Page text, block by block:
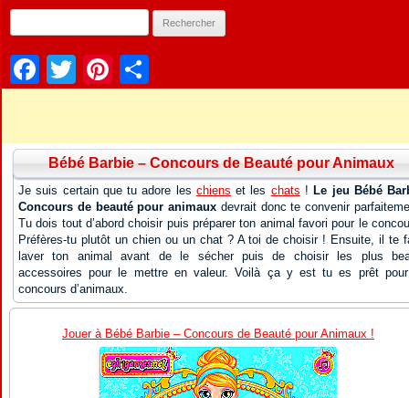
Facebook
TwitterPinterest
Bébé Barbie – Concours de Beauté pour Animaux
Je suis certain que tu adore les chiens et les chats ! Le jeu Bébé
Concours de beauté pour animaux devrait donc te convenir
Tu dois tout d’abord choisir puis préparer ton animal favori pour le
Préfères-tu plutôt un chien ou un chat ? A toi de choisir ! Ensuite, il te
laver ton animal avant de le sécher puis de choisir les plus
accessoires pour le mettre en valeur. Voilà ça y est tu es prêt
concours d’animaux.
Jouer à Bébé Barbie – Concours de Beauté pour Animaux !